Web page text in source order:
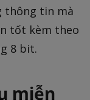
thông tin mà
tốt kèm theo
8 bit.
miễn